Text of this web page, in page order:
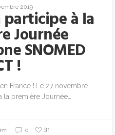
2019
à la
Journée
SNOMED
!
France ! Le 27 novembre
la première Journée…
0 31